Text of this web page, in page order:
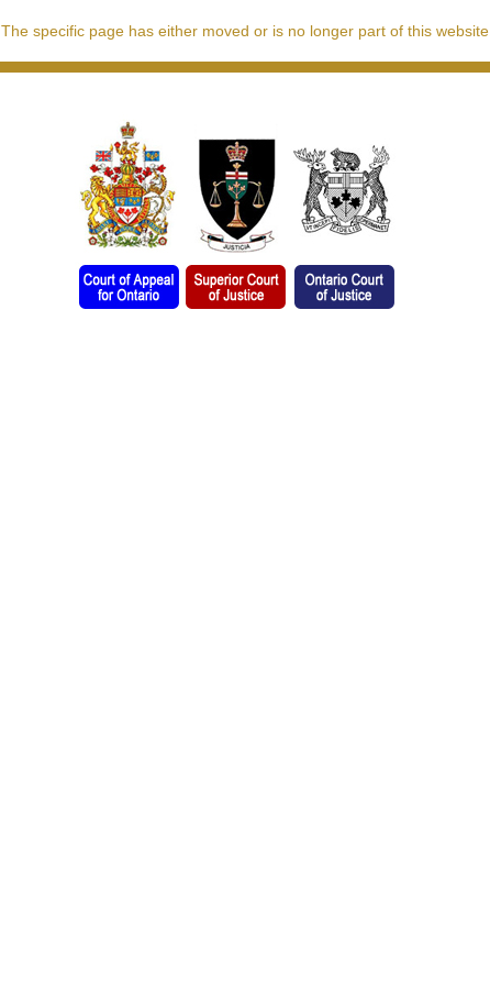
The specific page has either moved or is no longer part of this website.